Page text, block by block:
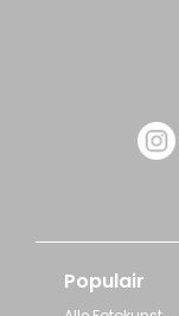
Populair